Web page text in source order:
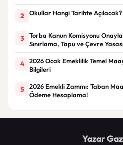
2 Okullar Hangi Tarihte Açılacak?
3
Torba Kanun Komisyonu
Sınırlama, Tapu ve Çevre
4
2026 Ocak Emeklilik Temel
Bilgileri
5
2026 Emekli Zammı: Taban
Ödeme Hesaplama!
Yazar